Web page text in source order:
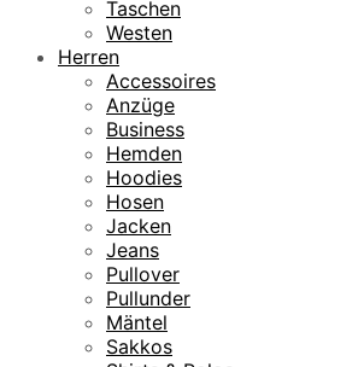
Taschen
Westen
Herren
Accessoires
Anzüge
Business
Hemden
Hoodies
Hosen
Jacken
Jeans
Pullover
Pullunder
Mäntel
Sakkos